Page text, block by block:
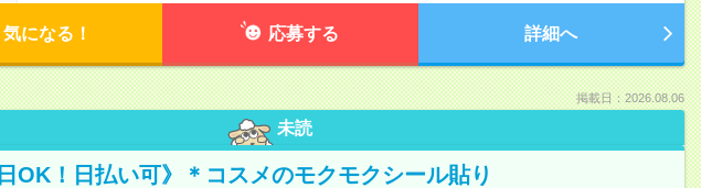
気になる！ 応募する 詳細へ
掲載日：2026.08.06
未読
OK！日払い可》＊コスメのモクモクシール貼り